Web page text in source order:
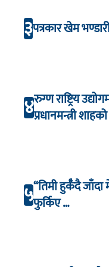
३पत्रकार खेम
४रुग्ण राष्ट्रिय
प्रधानमन्त्री
५“तिमी हुर्कँदै
फुर्किए …